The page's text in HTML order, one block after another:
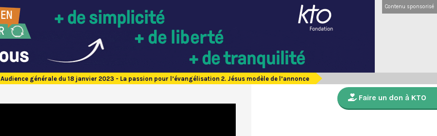
Contenu sponsorisé
Audience générale du 18 janvier 2023 - La passion pour l’évangélisation 2. Jésus modèle de l’annonce
Faire un don à KTO